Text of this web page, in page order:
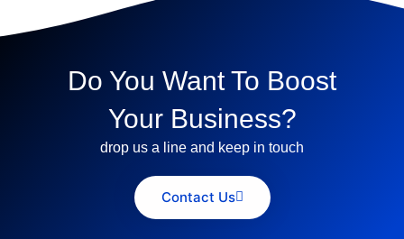
Do You Want To Boost
Your Business?
drop us a line and keep in touch
Contact Us